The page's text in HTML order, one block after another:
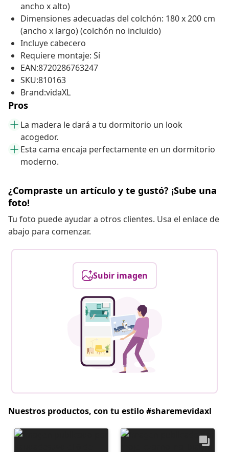
ancho x alto)
Dimensiones adecuadas del colchón: 180 x 200 cm
(ancho x largo) (colchón no incluido)
Incluye cabecero
Requiere montaje: Sí
EAN:8720286763247
SKU:810163
Brand:vidaXL
Pros
La madera le dará a tu dormitorio un look
acogedor.
Esta cama encaja perfectamente en un dormitorio
moderno.
¿Compraste un artículo y te gustó? ¡Sube una
foto!
Tu foto puede ayudar a otros clientes. Usa el enlace de
abajo para comenzar.
Subir imagen
Nuestros productos, con tu estilo #sharemevidaxl